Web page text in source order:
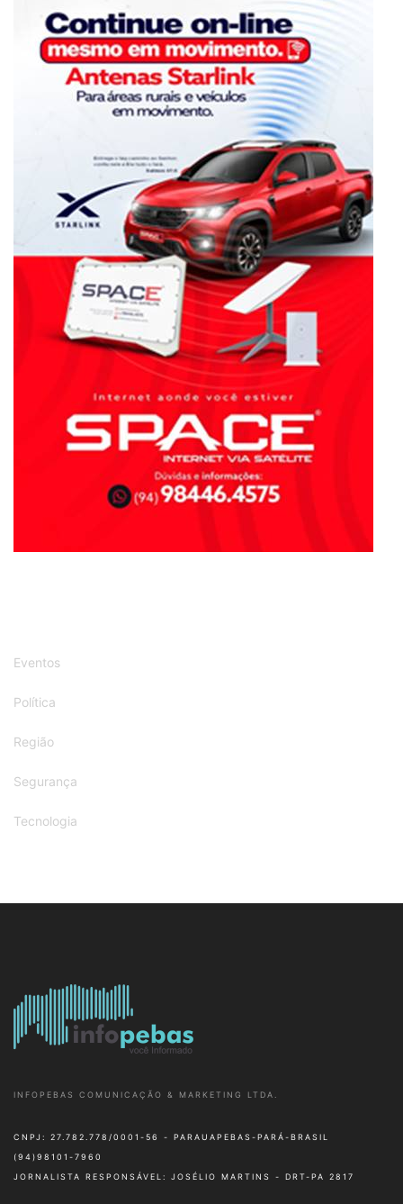
Eventos
Política
Região
Segurança
Tecnologia
INFOPEBAS COMUNICAÇÃO & MARKETING LTDA.
CNPJ: 27.782.778/0001-56 - PARAUAPEBAS-PARÁ-BRASIL
(94)98101-7960
JORNALISTA RESPONSÁVEL: JOSÉLIO MARTINS - DRT-PA 2817